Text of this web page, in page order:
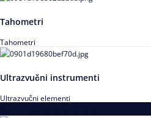
Tahometri
Tahometri
Ultrazvučni instrumenti
Ultrazvučni elementi